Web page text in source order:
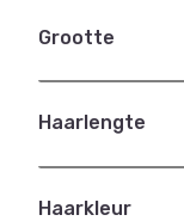
Grootte
Haarlengte
Haarkleur